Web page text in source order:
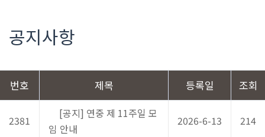
공지사항
번호 제목 등록일 조회
2381
[공지] 연중 제 11주일 모
임 안내
2026-6-13 214